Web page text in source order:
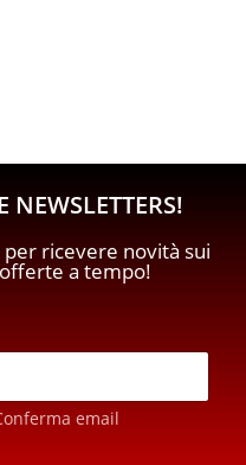
NEWSLETTERS!
ricevere novità sui
a tempo!
email